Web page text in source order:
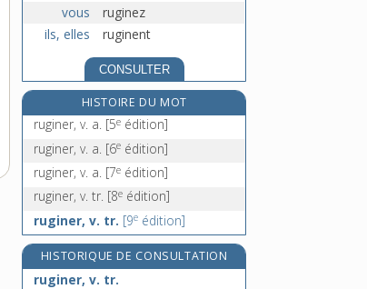
vous
ruginez
ils, elles
ruginent
CONSULTER
HISTOIRE DU MOT
ruginer, v. a. [5e édition]
ruginer, v. a. [6e édition]
ruginer, v. a. [7e édition]
ruginer, v. tr. [8e édition]
ruginer, v. tr. [9e édition]
HISTORIQUE DE CONSULTATION
ruginer, v. tr.